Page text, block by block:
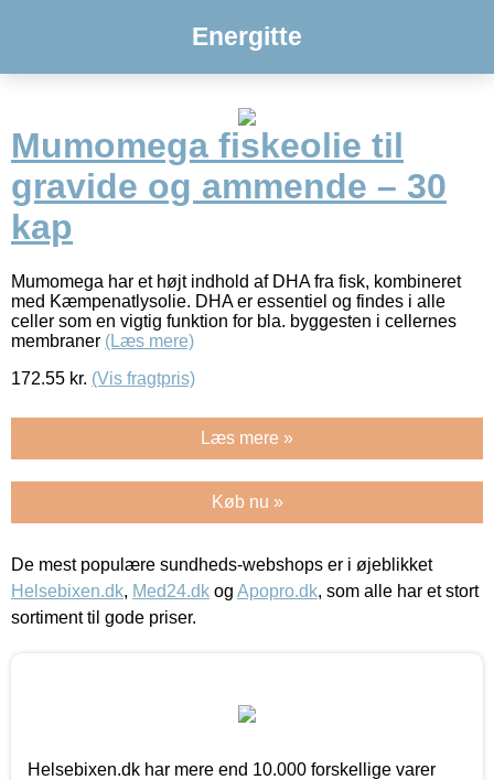
Energitte
Mumomega fiskeolie til
gravide og ammende – 30
kap
Mumomega har et højt indhold af DHA fra fisk, kombineret
med Kæmpenatlysolie. DHA er essentiel og findes i alle
celler som en vigtig funktion for bla. byggesten i cellernes
membraner (Læs mere)
172.55 kr. (Vis fragtpris)
Læs mere »
Køb nu »
De mest populære sundheds-webshops er i øjeblikket
Helsebixen.dk, Med24.dk og Apopro.dk, som alle har et stort
sortiment til gode priser.
Helsebixen.dk har mere end 10.000 forskellige varer